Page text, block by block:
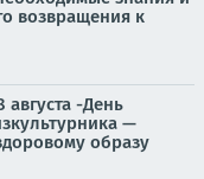
возвращения к
-День
—
образу